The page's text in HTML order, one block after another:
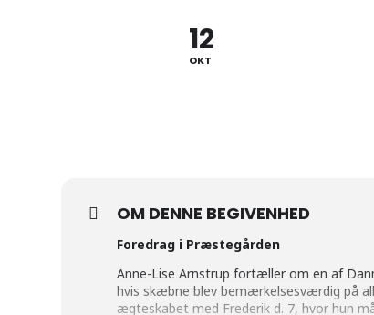
12
OKT
OM DENNE BEGIVENHED
Foredrag i Præstegården
Anne-Lise Arnstrup fortæller om en af
hvis skæbne blev bemærkelsesværdig på
ægteskabet med Frederik d. 7, hvor hun